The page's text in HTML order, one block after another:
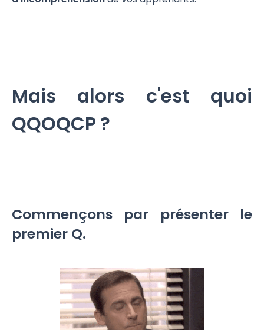
Mais alors c'est quoi
QQOQCP ?
Commençons par présenter le
premier Q.